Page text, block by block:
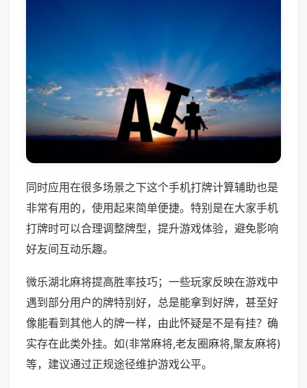
同时应用在很多场景之下这个手机打牌计算辅助也是
非常有用的，使用起来简单便捷。特别是在大家手机
打牌时可以合理调整牌型，提升游戏体验，避免影响
好友间互动乐趣。
微乐湖北麻将提高胜率技巧；一些玩家反映在游戏中
遇到部分用户的牌特别好，总是能拿到好牌，甚至好
像能看到其他人的牌一样，由此怀疑是不是有挂？确
实存在此类外挂。如(非常麻将,老友圈麻将,聚友麻将)
等，建议通过正规途径维护游戏公平。